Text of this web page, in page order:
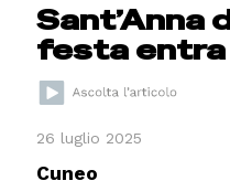
Sant’Anna
festa entra
26 luglio 2025
Cuneo